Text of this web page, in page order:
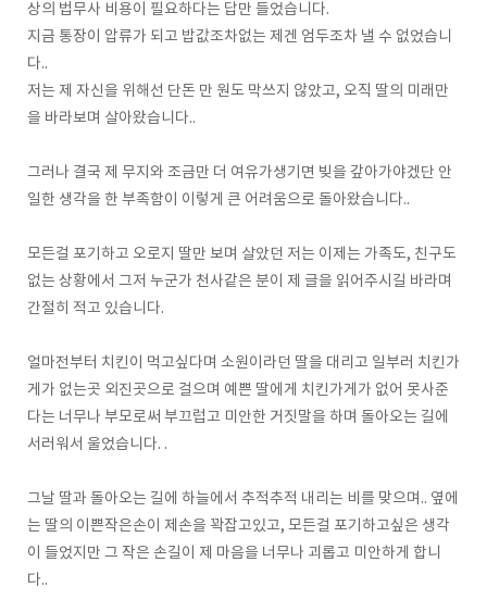
상의 법무사 비용이 필요하다는 답만 들었습니다.
지금 통장이 압류가 되고 밥값조차없는 제겐 엄두조차 낼 수 없었습니
다..
저는 제 자신을 위해선 단돈 만 원도 막쓰지 않았고, 오직 딸의 미래만
을 바라보며 살아왔습니다..
그러나 결국 제 무지와 조금만 더 여유가생기면 빚을 갚아가야겠단 안
일한 생각을 한 부족함이 이렇게 큰 어려움으로 돌아왔습니다..
모든걸 포기하고 오로지 딸만 보며 살았던 저는 이제는 가족도, 친구도
없는 상황에서 그저 누군가 천사같은 분이 제 글을 읽어주시길 바라며
간절히 적고 있습니다.
얼마전부터 치킨이 먹고싶다며 소원이라던 딸을 대리고 일부러 치킨가
게가 없는곳 외진곳으로 걸으며 예쁜 딸에게 치킨가게가 없어 못사준
다는 너무나 부모로써 부끄럽고 미안한 거짓말을 하며 돌아오는 길에
서러워서 울었습니다. .
그날 딸과 돌아오는 길에 하늘에서 추적추적 내리는 비를 맞으며.. 옆에
는 딸의 이쁜작은손이 제손을 꽉잡고있고, 모든걸 포기하고싶은 생각
이 들었지만 그 작은 손길이 제 마음을 너무나 괴롭고 미안하게 합니
다..